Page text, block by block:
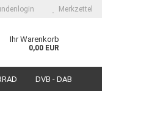
Merkzettel
Ihr Warenkorb
0,00 EUR
DVB - DAB